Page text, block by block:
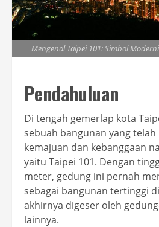
Mengenal Taipei 101: Simbol
Pendahuluan
Di tengah gemerlap kota
sebuah bangunan yang
kemajuan dan kebanggaan
yaitu Taipei 101. Dengan
meter, gedung ini pernah
sebagai bangunan tertinggi
akhirnya digeser oleh
lainnya.